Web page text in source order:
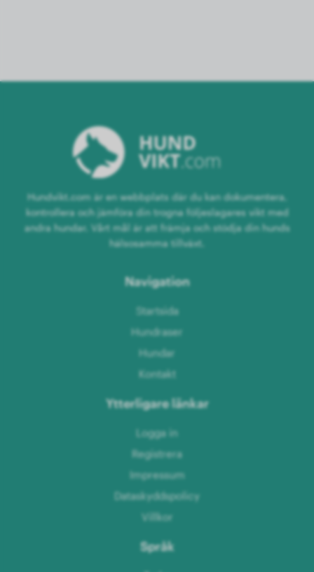
Hundvikt.com är en webbplats där du kan dokumentera,
kontrollera och jämföra din trogna följeslagares vikt med
andra hundar. Vårt mål är att främja och stödja din hunds
hälsosamma tillväxt.
Navigation
Startsida
Hundraser
Hundar
Kontakt
Ytterligare länkar
Logga in
Registrera
Impressum
Dataskyddspolicy
Villkor
Språk